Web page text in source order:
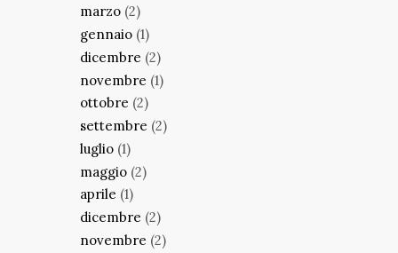
marzo (2)
gennaio (1)
dicembre (2)
novembre (1)
ottobre (2)
settembre (2)
luglio (1)
maggio (2)
aprile (1)
dicembre (2)
novembre (2)